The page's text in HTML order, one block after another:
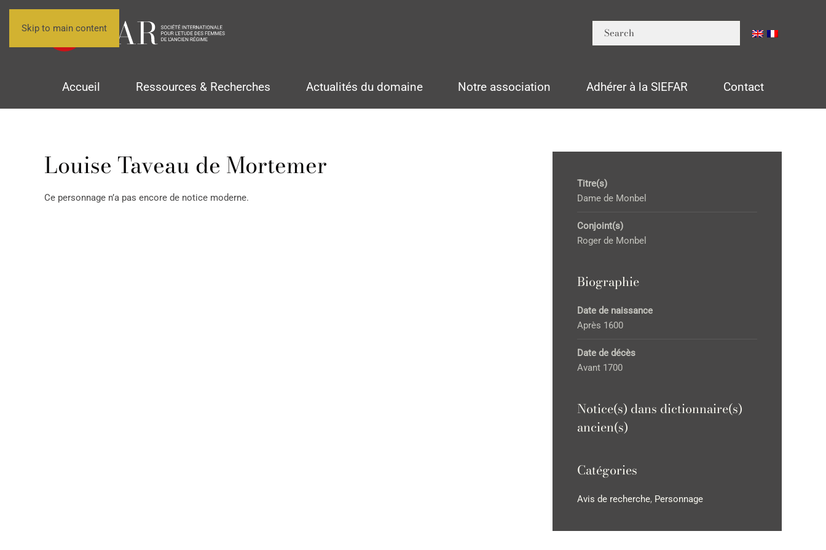
Skip to main content
Accueil Ressources & Recherches Actualités du domaine Notre association Adhérer à la SIEFAR Contact
Louise Taveau de Mortemer
Ce personnage n’a pas encore de notice moderne.
Titre(s)
Dame de Monbel
Conjoint(s)
Roger de Monbel
Biographie
Date de naissance
Après 1600
Date de décès
Avant 1700
Notice(s) dans dictionnaire(s)
ancien(s)
Catégories
Avis de recherche, Personnage